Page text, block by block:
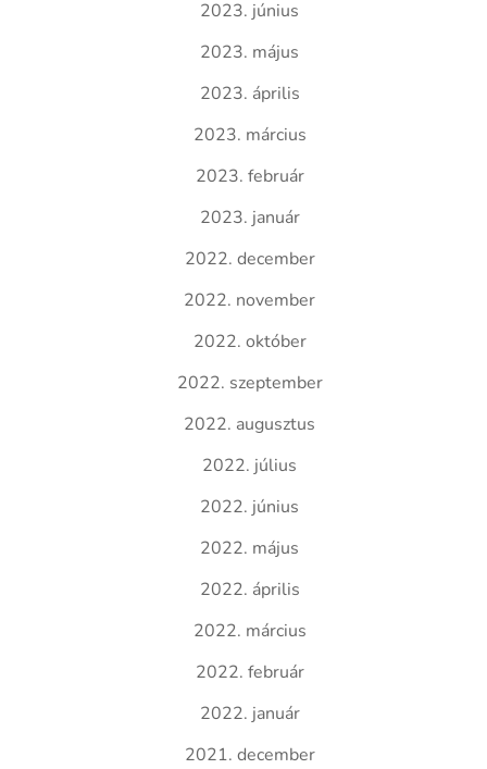
2023. június
2023. május
2023. április
2023. március
2023. február
2023. január
2022. december
2022. november
2022. október
2022. szeptember
2022. augusztus
2022. július
2022. június
2022. május
2022. április
2022. március
2022. február
2022. január
2021. december